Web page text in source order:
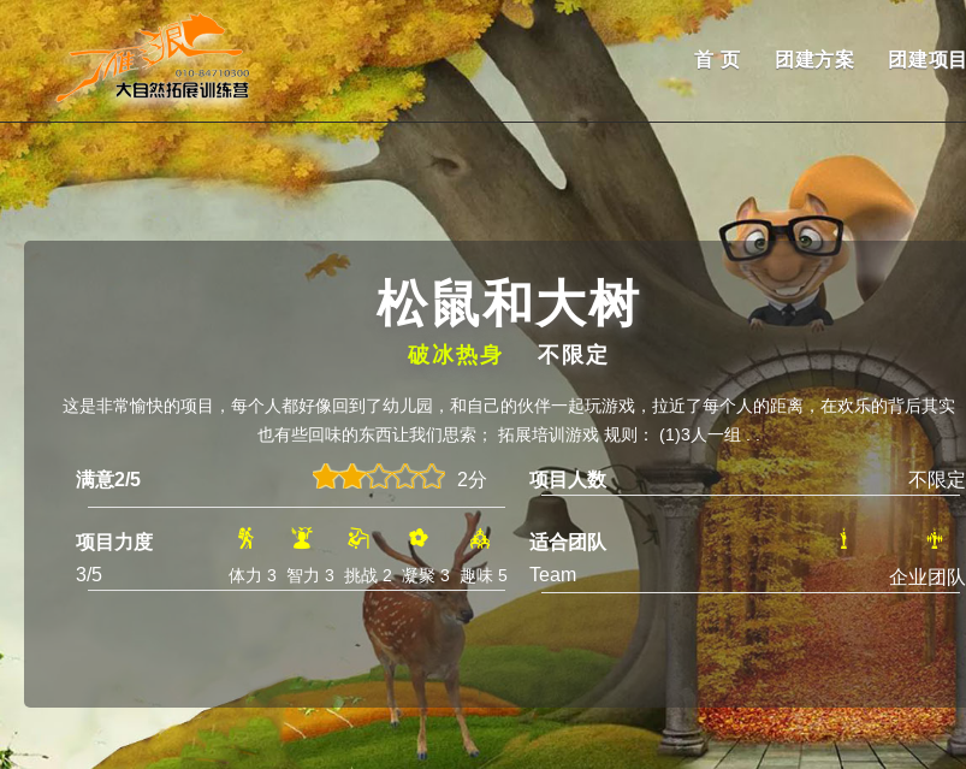
首 页 团建方案 团建项目
松鼠和大树
破冰热身 不限定
这是非常愉快的项目，每个人都好像回到了幼儿园，和自己的伙伴一起玩游戏，拉近了每个人的距离，在欢乐的背后其实
也有些回味的东西让我们思索； 拓展培训游戏 规则： (1)3人一组 . .
满意2/5 2分 项目人数 不限定
项目力度
3/5 体力 3 智力 3 挑战 2 凝聚 3 趣味 5
适合团队
Team
企业团队